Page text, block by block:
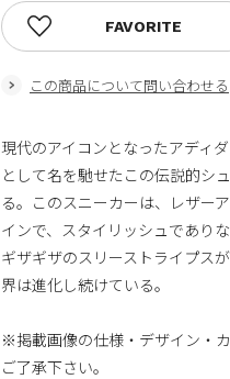
この商品について問い合わせる
FAVORITE
現代のアイコンとなったアディ
として名を馳せたこの伝説的シ
る。このスニーカーは、レザー
インで、スタイリッシュであり
ギザギザのスリーストライプス
界は進化し続けている。
※掲載画像の仕様・デザイン・
ご了承下さい。